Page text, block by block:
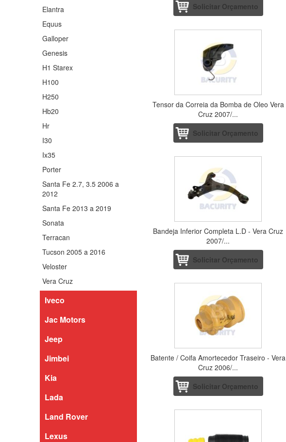
Elantra
Equus
Galloper
Genesis
H1 Starex
H100
H250
Hb20
Hr
I30
Ix35
Porter
Santa Fe 2.7, 3.5 2006 a
2012
Santa Fe 2013 a 2019
Sonata
Terracan
Tucson 2005 a 2016
Veloster
Vera Cruz
Iveco
Jac Motors
Jeep
Jimbei
Kia
Lada
Land Rover
Lexus
Solicitar Orçamento
Tensor da Correia da Bomba de Oleo Vera
Cruz 2007/...
Solicitar Orçamento
Bandeja Inferior Completa L.D - Vera Cruz
2007/...
Solicitar Orçamento
Batente / Coifa Amortecedor Traseiro - Vera
Cruz 2006/...
Solicitar Orçamento